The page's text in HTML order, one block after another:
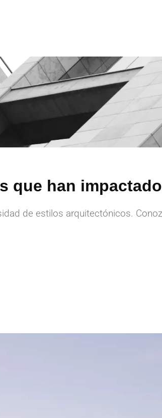
que han
de estilos arquitectónicos.